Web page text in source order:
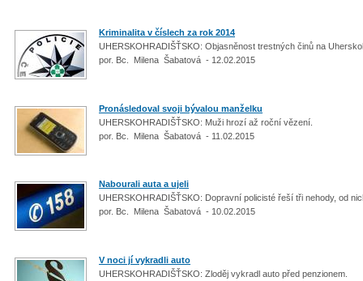
Kriminalita v číslech za rok 2014
UHERSKOHRADIŠŤSKO: Objasněnost trestných činů na
por. Bc. Milena Šabatová - 12.02.2015
Pronásledoval svoji bývalou manželku
UHERSKOHRADIŠŤSKO: Muži hrozí až roční vězení.
por. Bc. Milena Šabatová - 11.02.2015
Nabourali auta a ujeli
UHERSKOHRADIŠŤSKO: Dopravní policisté řeší tři nehody, od
por. Bc. Milena Šabatová - 10.02.2015
V noci jí vykradli auto
UHERSKOHRADIŠŤSKO: Zloděj vykradl auto před penzionem.